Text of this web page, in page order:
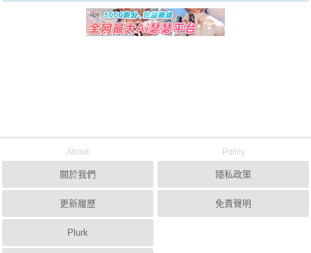
About
關於我們
更新履歷
Plurk
Policy
隱私政策
免責聲明